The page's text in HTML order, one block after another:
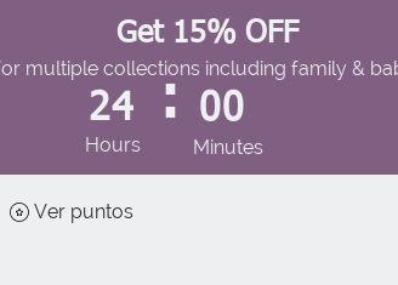
Get 15% OFF
multiple collections including family &
24
Hours
: 00
Minutes
Ver puntos